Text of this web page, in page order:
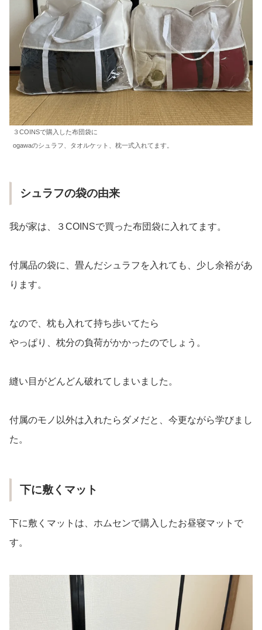
３COINSで購入した布団袋に
ogawaのシュラフ、タオルケット、枕一式入れてます。
シュラフの袋の由来
我が家は、３COINSで買った布団袋に入れてます。
付属品の袋に、畳んだシュラフを入れても、少し余裕があ
ります。
なので、枕も入れて持ち歩いてたら
やっぱり、枕分の負荷がかかったのでしょう。
縫い目がどんどん破れてしまいました。
付属のモノ以外は入れたらダメだと、今更ながら学びまし
た。
下に敷くマット
下に敷くマットは、ホムセンで購入したお昼寝マットで
す。